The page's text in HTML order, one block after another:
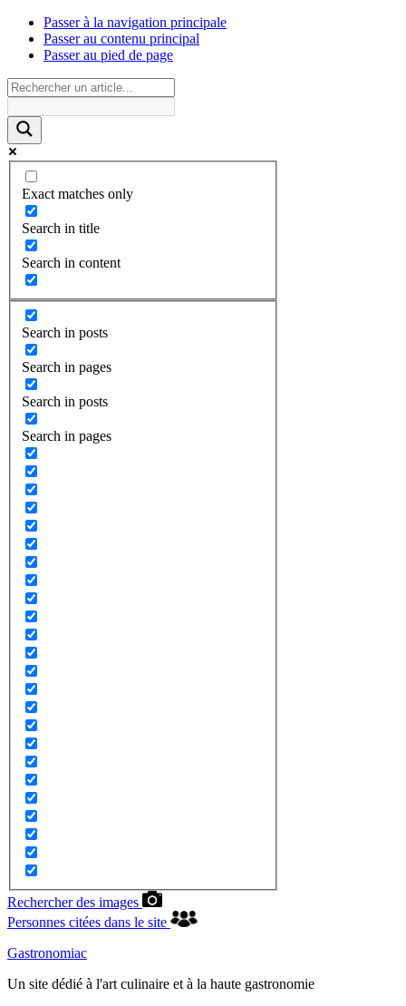
Passer à la navigation principale
Passer au contenu principal
Passer au pied de page
Exact matches only
Search in title
Search in content
Search in posts
Search in pages
Search in posts
Search in pages
Rechercher des images
Personnes citées dans le site
Gastronomiac
Un site dédié à l'art culinaire et à la haute gastronomie